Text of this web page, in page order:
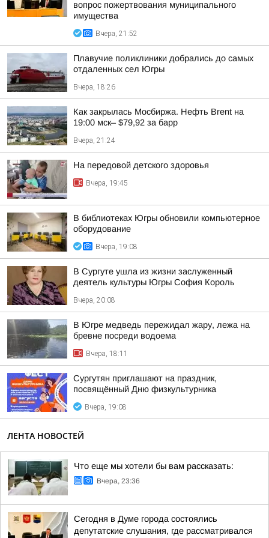
вопрос пожертвования муниципального
имущества
Вчера, 21:52
Плавучие поликлиники добрались до самых
отдаленных сел Югры
Вчера, 18:26
Как закрылась Мосбиржа. Нефть Brent на
19:00 мск– $79,92 за барр
Вчера, 21:24
На передовой детского здоровья
Вчера, 19:45
В библиотеках Югры обновили компьютерное
оборудование
Вчера, 19:08
В Сургуте ушла из жизни заслуженный
деятель культуры Югры София Король
Вчера, 20:08
В Югре медведь пережидал жару, лежа на
бревне посреди водоема
Вчера, 18:11
Сургутян приглашают на праздник,
посвящённый Дню физкультурника
Вчера, 19:08
ЛЕНТА НОВОСТЕЙ
Что еще мы хотели бы вам рассказать:
Вчера, 23:36
Сегодня в Думе города состоялись
депутатские слушания, где рассматривался